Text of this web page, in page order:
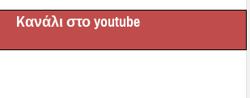
Kανάλι στο youtube